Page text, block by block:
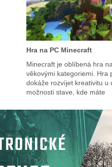
Hra na PC Minecraft
Minecraft je oblíbená hra
věkovými kategoriemi. Hra
dokáže rozvíjet kreativitu u
možnosti stave, kde máte